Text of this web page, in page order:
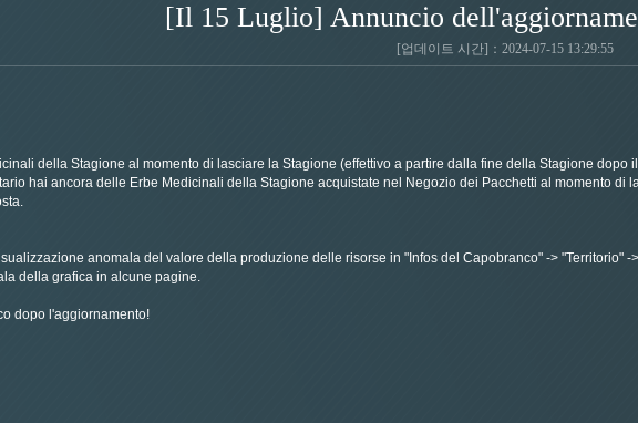
[Il 15 Luglio] Annuncio
[업데이트 시간]：2024-07-15 13:29:55
della Stagione al momento di lasciare la Stagione (effettivo a partire dalla fine della Stagione
hai ancora delle Erbe Medicinali della Stagione acquistate nel Negozio dei Pacchetti al momento
anomala del valore della produzione delle risorse in "Infos del Capobranco" -> "Territorio"
della grafica in alcune pagine.
dopo l'aggiornamento!